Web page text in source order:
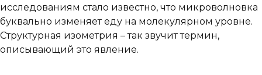
исследованиям стало известно, что микроволновка
буквально изменяет еду на молекулярном уровне.
Структурная изометрия – так звучит термин,
описывающий это явление.